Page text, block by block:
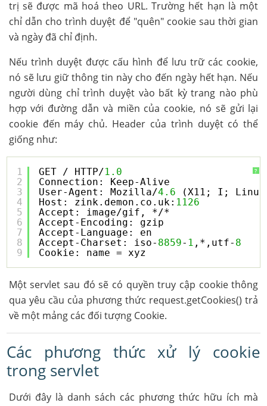
trị sẽ được mã hoá theo URL. Trường hết hạn là một
chỉ dẫn cho trình duyệt để "quên" cookie sau thời gian
và ngày đã chỉ định.
Nếu trình duyệt được cấu hình để lưu trữ các cookie,
nó sẽ lưu giữ thông tin này cho đến ngày hết hạn. Nếu
người dùng chỉ trình duyệt vào bất kỳ trang nào phù
hợp với đường dẫn và miền của cookie, nó sẽ gửi lại
cookie đến máy chủ. Header của trình duyệt có thể
giống như:
?
1
2
3
4
5
6
7
8
9
GET / HTTP/1.0
Connection: Keep-Alive
User-Agent: Mozilla/4.6
(X11; I;
Host: zink.demon.co.uk: 1126
Accept: image/gif, */*
Accept-Encoding: gzip
Accept-Language: en
Accept-Charset: iso- 8859- 1 ,*,utf- 8
Cookie: name = xyz
Một servlet sau đó sẽ có quyền truy cập cookie thông
qua yêu cầu của phương thức request.getCookies() trả
về một mảng các đối tượng Cookie.
Các phương thức xử lý cookie
trong servlet
Dưới đây là danh sách các phương thức hữu ích mà